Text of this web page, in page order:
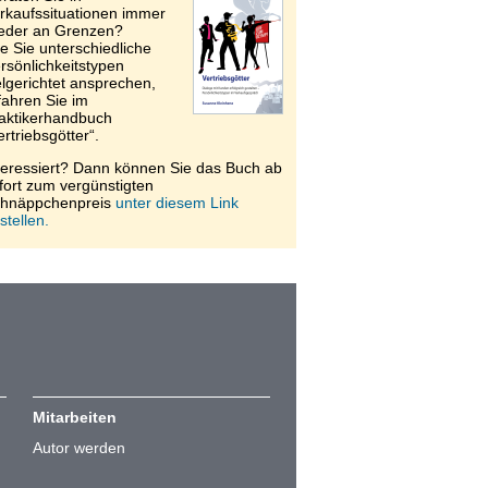
immer
an Grenzen?
Sie unterschiedliche
ansprechen,
Sie im
Dann können Sie das Buch ab
zum vergünstigten
unter diesem Link
Mitarbeiten
Autor werden